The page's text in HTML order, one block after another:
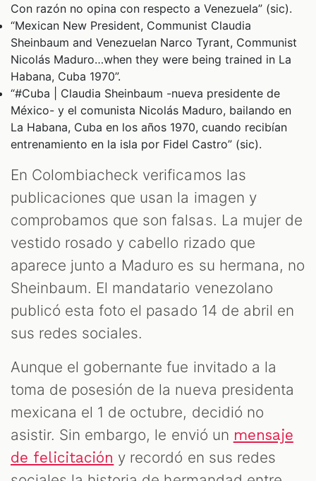
Con razón no opina con respecto a Venezuela” (sic).
“Mexican New President, Communist Claudia
Sheinbaum and Venezuelan Narco Tyrant, Communist
Nicolás Maduro…when they were being trained in La
Habana, Cuba 1970”.
“#Cuba | Claudia Sheinbaum -nueva presidente de
México- y el comunista Nicolás Maduro, bailando en
La Habana, Cuba en los años 1970, cuando recibían
entrenamiento en la isla por Fidel Castro” (sic).
En Colombiacheck verificamos las
publicaciones que usan la imagen y
comprobamos que son falsas. La mujer de
vestido rosado y cabello rizado que
aparece junto a Maduro es su hermana, no
Sheinbaum. El mandatario venezolano
publicó esta foto el pasado 14 de abril en
sus redes sociales.
Aunque el gobernante fue invitado a la
toma de posesión de la nueva presidenta
mexicana el 1 de octubre, decidió no
asistir. Sin embargo, le envió un mensaje
de felicitación y recordó en sus redes